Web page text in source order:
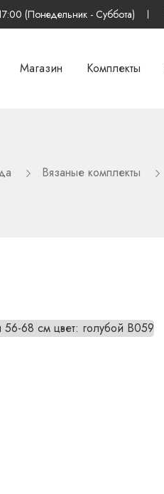
(Понедельник - Суббота)
Магазин Комплекты
Вязаные комплекты